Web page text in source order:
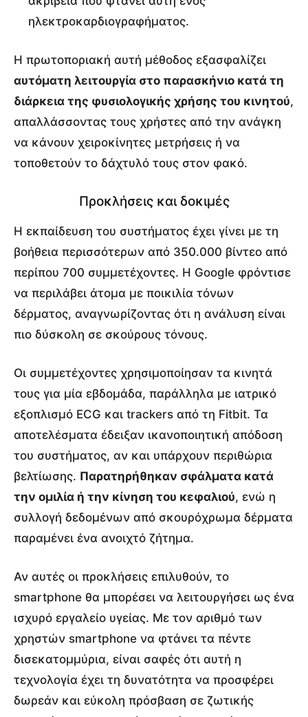
ηλεκτροκαρδιογραφήματος.
Η πρωτοποριακή αυτή μέθοδος εξασφαλίζει
αυτόματη λειτουργία στο παρασκήνιο κατά τη
διάρκεια της φυσιολογικής χρήσης του κινητού,
απαλλάσσοντας τους χρήστες από την ανάγκη
να κάνουν χειροκίνητες μετρήσεις ή να
τοποθετούν το δάχτυλό τους στον φακό.
Προκλήσεις και δοκιμές
Η εκπαίδευση του συστήματος έχει γίνει με τη
βοήθεια περισσότερων από 350.000 βίντεο από
περίπου 700 συμμετέχοντες. Η Google φρόντισε
να περιλάβει άτομα με ποικιλία τόνων
δέρματος, αναγνωρίζοντας ότι η ανάλυση είναι
πιο δύσκολη σε σκούρους τόνους.
Οι συμμετέχοντες χρησιμοποίησαν τα κινητά
τους για μία εβδομάδα, παράλληλα με ιατρικό
εξοπλισμό ECG και trackers από τη Fitbit. Τα
αποτελέσματα έδειξαν ικανοποιητική απόδοση
του συστήματος, αν και υπάρχουν περιθώρια
βελτίωσης. Παρατηρήθηκαν σφάλματα κατά
την ομιλία ή την κίνηση του κεφαλιού, ενώ η
συλλογή δεδομένων από σκουρόχρωμα δέρματα
παραμένει ένα ανοιχτό ζήτημα.
Αν αυτές οι προκλήσεις επιλυθούν, το
smartphone θα μπορέσει να λειτουργήσει ως ένα
ισχυρό εργαλείο υγείας. Με τον αριθμό των
χρηστών smartphone να φτάνει τα πέντε
δισεκατομμύρια, είναι σαφές ότι αυτή η
τεχνολογία έχει τη δυνατότητα να προσφέρει
δωρεάν και εύκολη πρόσβαση σε ζωτικής